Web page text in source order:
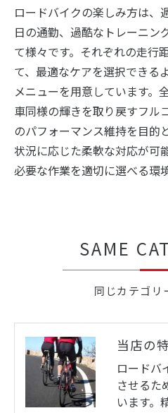
ロードバイクの楽しみ方は、
日の通勤、過酷なトレーニン
て様々です。それぞれの走行
て、最適なケアを選択できる
メニューを用意しています。
車同様の輝きを取り戻すフル
のパフォーマンス維持を目的
状況に応じた柔軟な対応が可
必要な作業を適切に選べる環
同じカテゴリ
SAME
当店の
ロードバ
させるた
います。